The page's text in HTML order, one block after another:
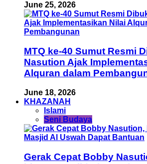
June 25, 2026
MTQ ke-40 Sumut Resmi
Nasution Ajak
Alquran dalam
June 18, 2026
KHAZANAH
Islami
Seni Budaya
Gerak Cepat Bobby